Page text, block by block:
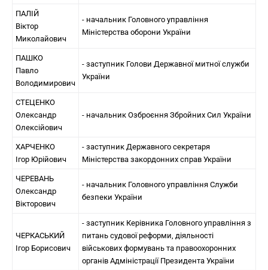
ПАЛІЙ
Віктор
Миколайович
- начальник Головного управління
Міністерства оборони України
ПАШКО
Павло
Володимирович
- заступник Голови Державної митної служби
України
СТЕЦЕНКО
Олександр
Олексійович
- начальник Озброєння Збройних Сил України
ХАРЧЕНКО
Ігор Юрійович
- заступник Державного секретаря
Міністерства закордонних справ України
ЧЕРЕВАНЬ
Олександр
Вікторович
- начальник Головного управління Служби
безпеки України
ЧЕРКАСЬКИЙ
Ігор Борисович
- заступник Керівника Головного управління з
питань судової реформи, діяльності
військових формувань та правоохоронних
органів Адміністрації Президента України